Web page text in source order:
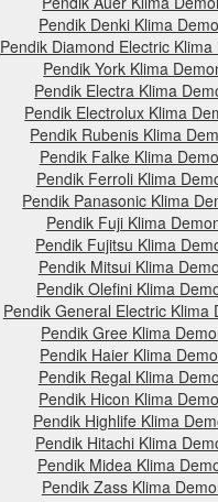
Pendik Denki Klima
Pendik Diamond Electric
Pendik York Klima
Pendik Electra Klima
Pendik Electrolux Klima
Pendik Rubenis Klima
Pendik Falke Klima
Pendik Ferroli Klima
Pendik Panasonic Klima
Pendik Fuji Klima
Pendik Fujitsu Klima
Pendik Mitsui Klima
Pendik Olefini Klima
Pendik General Electric Klima
Pendik Gree Klima
Pendik Haier Klima
Pendik Regal Klima
Pendik Hicon Klima
Pendik Highlife Klima
Pendik Hitachi Klima
Pendik Midea Klima
Pendik Zass Klima